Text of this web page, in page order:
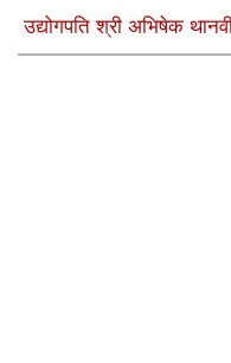
उद्योगपति श्री अभिषेक